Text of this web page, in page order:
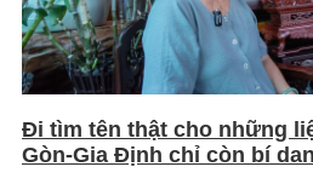
Đi tìm tên thật cho những
Gòn-Gia Định chỉ còn bí